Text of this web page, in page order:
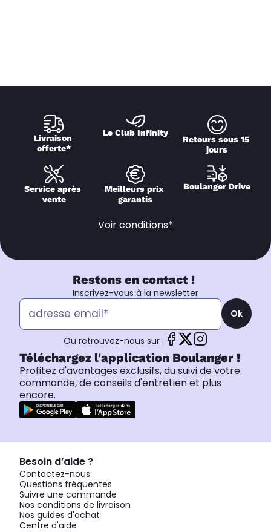
Livraison
offerte*
Le Club Infinity
Retours sous 15
jours
Service après
vente
Meilleurs prix
garantis
Boulanger Drive
Voir conditions*
Restons en contact !
Inscrivez-vous à la newsletter
Ok
Ou retrouvez-nous sur :
Téléchargez l'application Boulanger !
Profitez d'avantages exclusifs, du suivi de votre
commande, de conseils d'entretien et plus
encore.
Besoin d’aide ?
Contactez-nous
Questions fréquentes
Suivre une commande
Nos conditions de livraison
Nos guides d'achat
Centre d'aide